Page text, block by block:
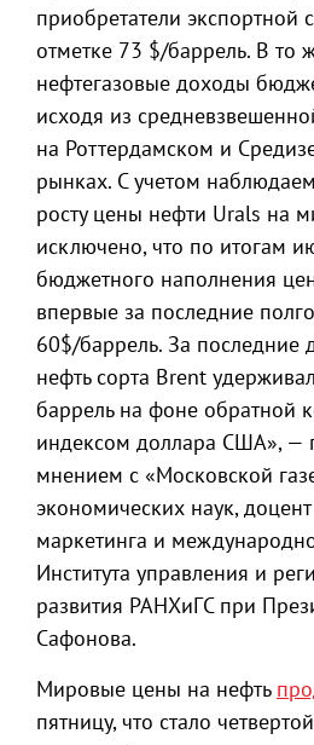
приобретатели экспортной
отметке 73 $/баррель. В то
нефтегазовые доходы
исходя из
на Роттердамском и
рынках. С учетом
росту цены нефти Urals на
исключено, что по итогам
бюджетного наполнения
впервые за последние
60$/баррель. За последние
нефть сорта Brent
баррель на фоне обратной
индексом доллара США», —
мнением с «Московской
экономических наук, доцент
маркетинга и
Института управления и
развития РАНХиГС при
Сафонова.
Мировые цены на нефть
пятницу, что стало